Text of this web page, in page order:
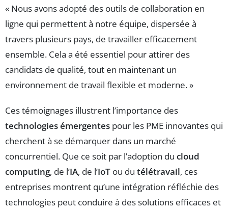
« Nous avons adopté des outils de collaboration en
ligne qui permettent à notre équipe, dispersée à
travers plusieurs pays, de travailler efficacement
ensemble. Cela a été essentiel pour attirer des
candidats de qualité, tout en maintenant un
environnement de travail flexible et moderne. »
Ces témoignages illustrent l’importance des
technologies émergentes pour les PME innovantes qui
cherchent à se démarquer dans un marché
concurrentiel. Que ce soit par l’adoption du cloud
computing, de l’IA, de l’IoT ou du télétravail, ces
entreprises montrent qu’une intégration réfléchie des
technologies peut conduire à des solutions efficaces et